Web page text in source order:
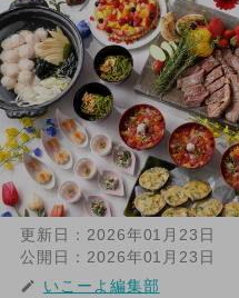
更新日： 2026年01月23日
公開日： 2026年01月23日
いこーよ編集部